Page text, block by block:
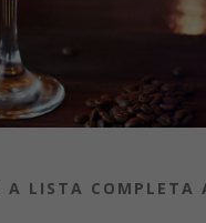
A LISTA COMPLETA